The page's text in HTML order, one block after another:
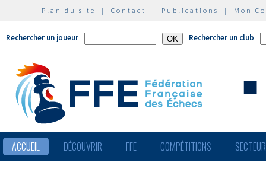
Plan du site | Contact | Publications | Mon
Rechercher un joueur Rechercher un club
ACCUEIL DÉCOUVRIR FFE COMPÉTITIONS